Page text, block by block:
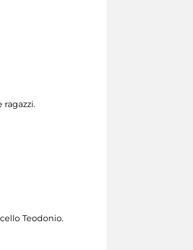
Teodonio.